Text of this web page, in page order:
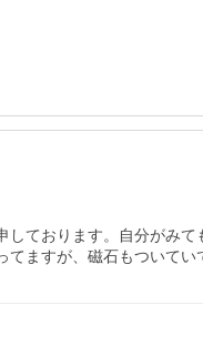
ております。自分がみ
ますが、磁石もついて